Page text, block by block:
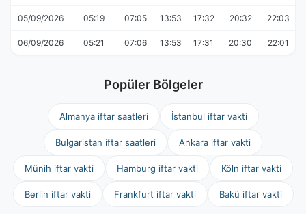
05/09/2026 05:19 07:05 13:53 17:32 20:32 22:03
06/09/2026 05:21 07:06 13:53 17:31 20:30 22:01
Popüler Bölgeler
Almanya iftar saatleri İstanbul iftar vakti
Bulgaristan iftar saatleri Ankara iftar vakti
Münih iftar vakti Hamburg iftar vakti Köln iftar vakti
Berlin iftar vakti Frankfurt iftar vakti Bakü iftar vakti